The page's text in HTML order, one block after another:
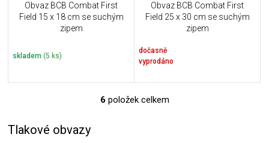
Obvaz BCB Combat First
Field 15 x 18 cm se suchým
zipem
skladem (5 ks)
Obvaz BCB Combat First
Field 25 x 30 cm se suchým
zipem
dočasně
vyprodáno
O
6 položek celkem
Tlakové obvazy